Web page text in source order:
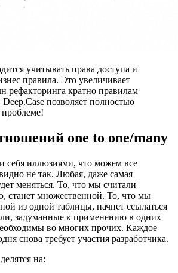
учитывать права доступа и
правила. Это увеличивает
рефакторинга кратно правилам
позволяет полностью
проблеме!
one to one/many
иллюзиями, что можем все
не так. Любая, даже самая
меняться. То, что мы считали
станет множественной. То, что мы
из одной таблицы, начнет ссылаться
задуманные к применению в одних
во многих прочих. Каждое
снова требует участия разработчика.
на: